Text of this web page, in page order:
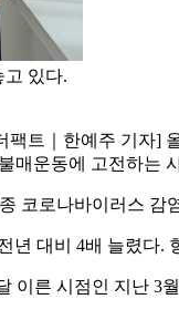
있다.
팩트｜한예주 기자]
운동에 고전하는
코로나바이러스
대비 4배 늘렸다
른 시점인 지난